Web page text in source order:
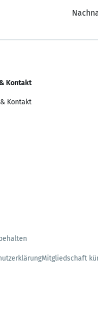
Kontakt
Kontakt
Mitgliedschaft